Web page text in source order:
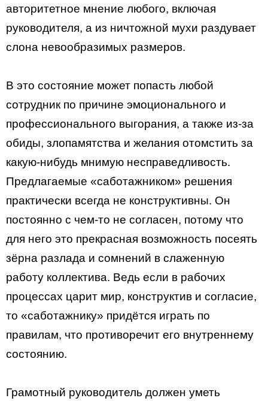
авторитетное мнение любого, включая
руководителя, а из ничтожной мухи раздувает
слона невообразимых размеров.
В это состояние может попасть любой
сотрудник по причине эмоционального и
профессионального выгорания, а также из-за
обиды, злопамятства и желания отомстить за
какую-нибудь мнимую несправедливость.
Предлагаемые «саботажником» решения
практически всегда не конструктивны. Он
постоянно с чем-то не согласен, потому что
для него это прекрасная возможность посеять
зёрна разлада и сомнений в слаженную
работу коллектива. Ведь если в рабочих
процессах царит мир, конструктив и согласие,
то «саботажнику» придётся играть по
правилам, что противоречит его внутреннему
состоянию.
Грамотный руководитель должен уметь